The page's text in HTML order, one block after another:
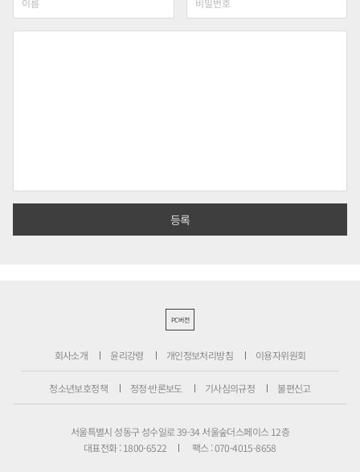
PC버전
회사소개 윤리강령 개인정보처리방침 이용자위원회
청소년보호정책 정정·반론보도 기사심의규정 불편신고
서울특별시 성동구 성수일로 39-34 서울숲더스페이스 12층
대표전화 : 1800-6522
팩스 : 070-4015-8658